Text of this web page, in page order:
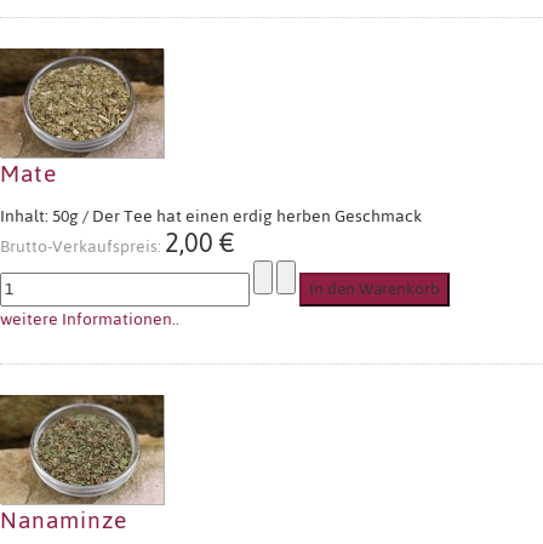
Mate
Inhalt: 50g / Der Tee hat einen erdig herben Geschmack
Brutto-Verkaufspreis:2,00 €
weitere Informationen..
Nanaminze